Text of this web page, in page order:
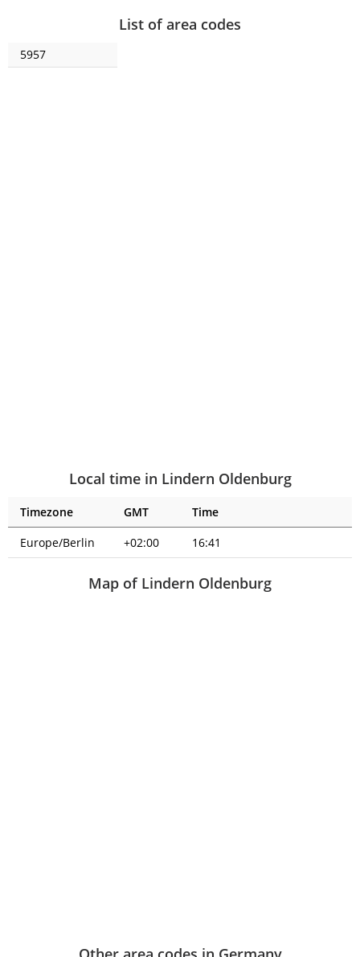
List of area codes
5957
Local time in Lindern Oldenburg
Timezone GMT
Time
Europe/Berlin
+02:00 16:41
Map of Lindern Oldenburg